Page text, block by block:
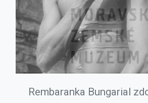
Rembaranka Bungarial